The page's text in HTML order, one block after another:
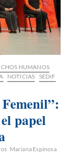
HUMANOS
NOTICIAS SEDIF
papel
Mariana Espinosa